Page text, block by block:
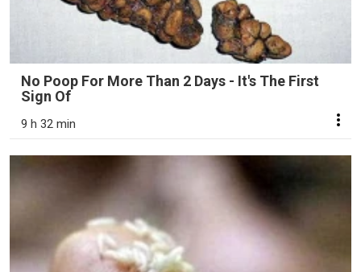
No Poop For More Than 2 Days - It's The First
Sign Of
9 h 32 min